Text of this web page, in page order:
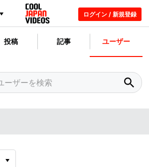
ログイン / 新規登録
投稿 記事 ユーザー